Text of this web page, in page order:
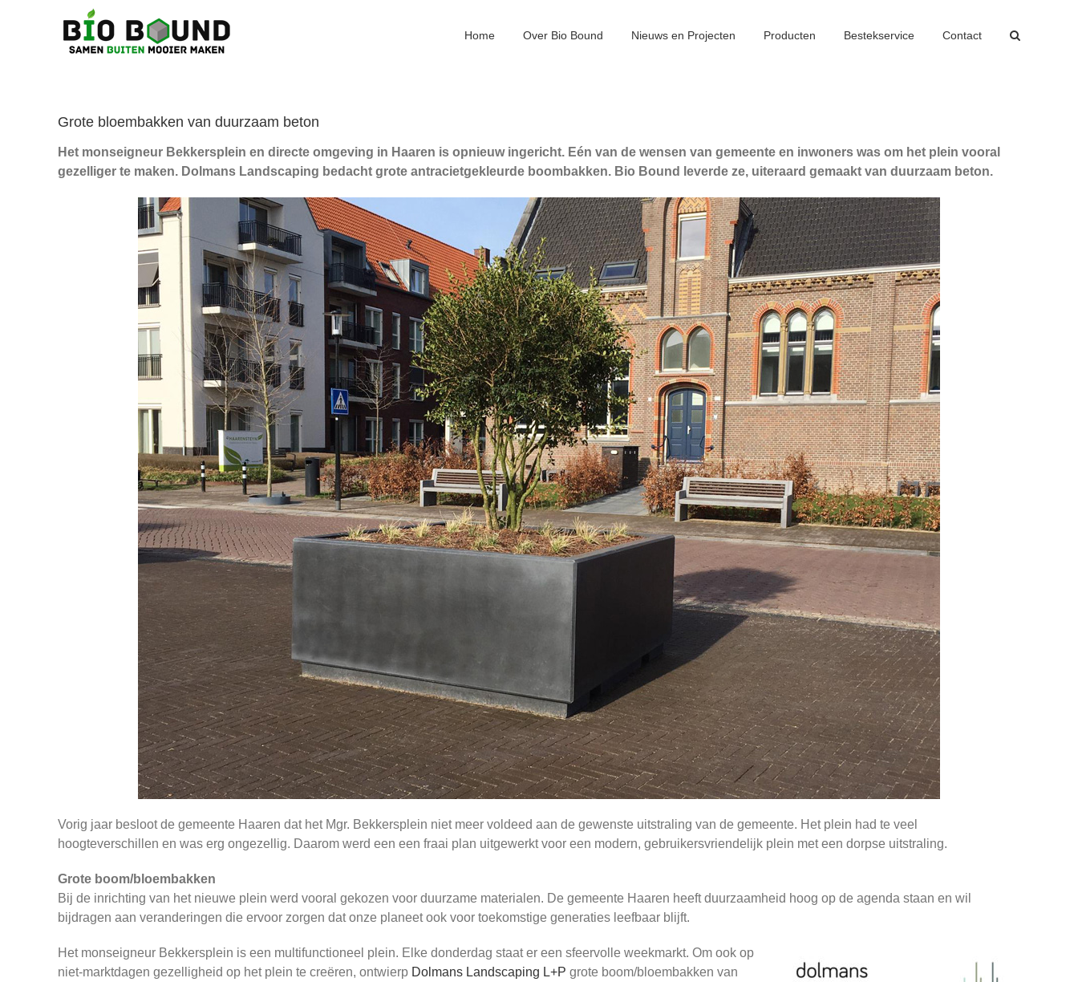
Home Over Bio Bound Nieuws en Projecten Producten Bestekservice Contact
Grote bloembakken van duurzaam beton
Het monseigneur Bekkersplein en directe omgeving in Haaren is opnieuw ingericht. Eén van de wensen van gemeente en inwoners was om het plein vooral
gezelliger te maken. Dolmans Landscaping bedacht grote antracietgekleurde boombakken. Bio Bound leverde ze, uiteraard gemaakt van duurzaam beton.
Vorig jaar besloot de gemeente Haaren dat het Mgr. Bekkersplein niet meer voldeed aan de gewenste uitstraling van de gemeente. Het plein had te veel
hoogteverschillen en was erg ongezellig. Daarom werd een een fraai plan uitgewerkt voor een modern, gebruikersvriendelijk plein met een dorpse uitstraling.
Grote boom/bloembakken
Bij de inrichting van het nieuwe plein werd vooral gekozen voor duurzame materialen. De gemeente Haaren heeft duurzaamheid hoog op de agenda staan en wil
bijdragen aan veranderingen die ervoor zorgen dat onze planeet ook voor toekomstige generaties leefbaar blijft.
Het monseigneur Bekkersplein is een multifunctioneel plein. Elke donderdag staat er een sfeervolle weekmarkt. Om ook op
niet-marktdagen gezelligheid op het plein te creëren, ontwierp Dolmans Landscaping L+P grote boom/bloembakken van